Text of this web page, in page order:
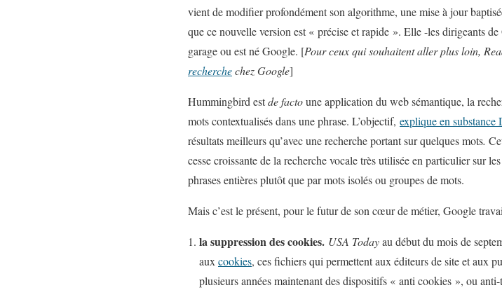
vient de modifier profondément son algorithme, une mise à jour
que ce nouvelle version est « précise et rapide ». Elle -les dirigeants
garage ou est né Google. [Pour ceux qui souhaitent aller plus loin,
recherchechez Google]
Hummingbird estde factoune application du web sémantique, la
mots contextualisés dans une phrase. L’objectif, explique en
résultats meilleurs qu’avec une recherche portant sur quelques mots.
cesse croissante de la recherche vocale très utilisée en particulier sur
phrases entières plutôt que par mots isolés ou groupes de mots.
Mais c’est le présent, pour le futur de son cœur de métier, Google
la suppression des cookies. USA Todayau début du mois de
aux cookies, ces fichiers qui permettent aux éditeurs de site et aux
plusieurs années maintenant des dispositifs « anti cookies », ou